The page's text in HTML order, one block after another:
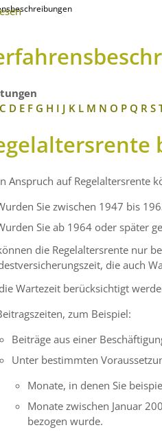
C D E F G H I J K L M N O P Q R S
Anspruch auf Regelaltersrente
Sie zwischen 1947 bis
Sie ab 1964 oder später
die Regelaltersrente nur
die auch
Wartezeit berücksichtigt
zum Beispiel:
Beiträge aus einer
Unter bestimmten
Monate, in denen Sie
Monate zwischen Januar
bezogen wurde.